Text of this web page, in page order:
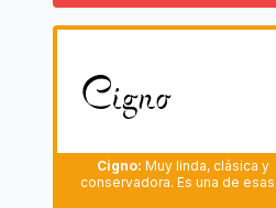
Cigno: Muy linda, clásica y
conservadora. Es una de